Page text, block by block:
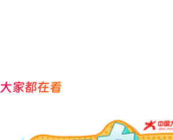
大家都在看